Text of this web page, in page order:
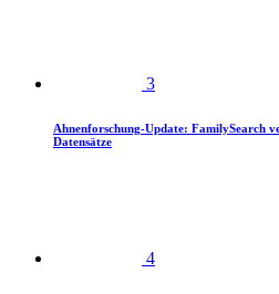
3
Ahnenforschung-Update: FamilySearch
Datensätze
4